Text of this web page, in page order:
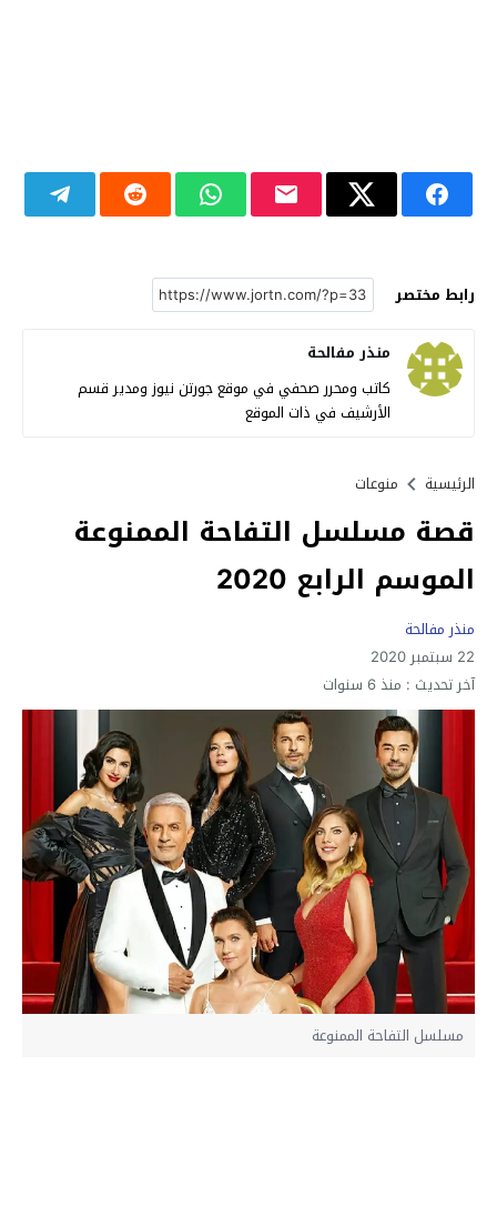
رابط مختصر
منذر مفالحة
كاتب ومحرر صحفي في موقع جورتن نيوز ومدير قسم
الأرشيف في ذات الموقع
الرئيسية منوعات
قصة مسلسل التفاحة الممنوعة
الموسم الرابع 2020
منذر مفالحة
22 سبتمبر 2020
آخر تحديث : منذ 6 سنوات
مسلسل التفاحة الممنوعة